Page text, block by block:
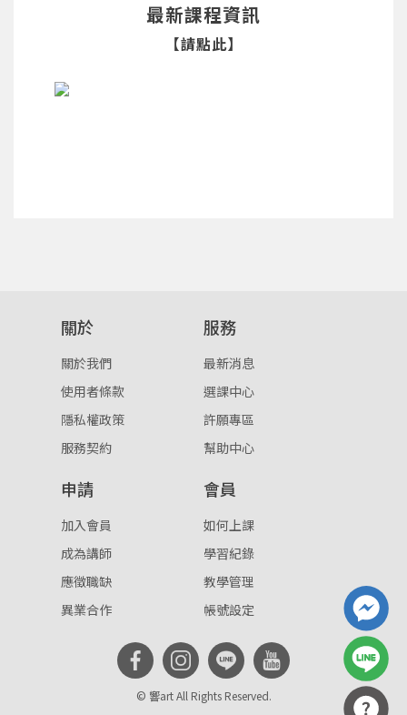
或
註冊
按下註冊即代表你同意我們的 使用者條款
。
重設密碼
最新課程資訊
【請點此】
關於
關於我們
使用者條款
隱私權政策
服務契約
服務
最新消息
選課中心
許願專區
幫助中心
申請
加入會員
成為講師
應徵職缺
異業合作
會員
如何上課
學習紀錄
教學管理
帳號設定
© 響art All Rights Reserved.